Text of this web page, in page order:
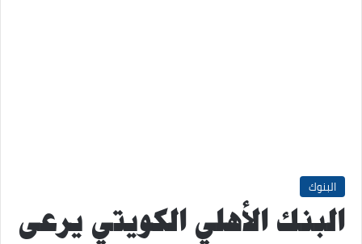
البنوك
البنك الأهلي الكويتي يرعى